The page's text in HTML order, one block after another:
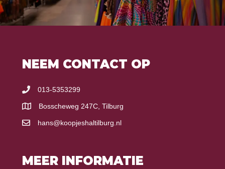
NEEM CONTACT OP
013-5353299
Bosscheweg 247C, Tilburg
hans@koopjeshaltilburg.nl
MEER INFORMATIE